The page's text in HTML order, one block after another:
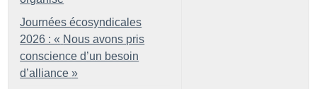
Journées écosyndicales
2026 : « Nous avons pris
conscience d’un besoin
d’alliance »